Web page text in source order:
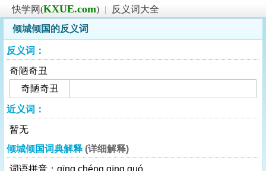
快学网(KXUE.com) |
反义词大全
倾城倾国的反义词
反义词：
奇陋奇丑
奇陋奇丑
近义词：
暂无
倾城倾国词典解释 (详细解释)
词语拼音：qīng chéng qīng guó